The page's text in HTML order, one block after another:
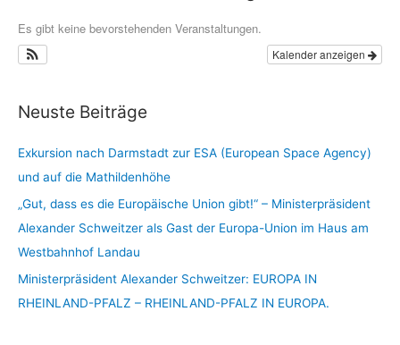
Es gibt keine bevorstehenden Veranstaltungen.
Kalender anzeigen
Neuste Beiträge
Exkursion nach Darmstadt zur ESA (European Space Agency)
und auf die Mathildenhöhe
„Gut, dass es die Europäische Union gibt!“ – Ministerpräsident
Alexander Schweitzer als Gast der Europa-Union im Haus am
Westbahnhof Landau
Ministerpräsident Alexander Schweitzer: EUROPA IN
RHEINLAND-PFALZ – RHEINLAND-PFALZ IN EUROPA.